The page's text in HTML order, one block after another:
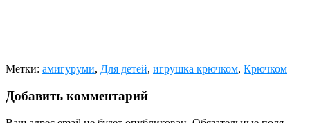
Метки: амигуруми, Для детей, игрушка крючком, Крючком
Добавить комментарий